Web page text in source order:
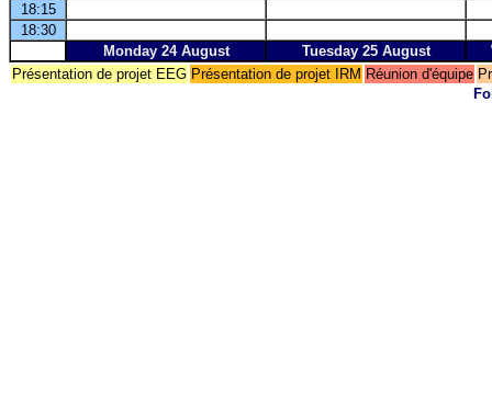
18:15
18:30
Monday 24 August
Tuesday 25 August
Présentation de projet EEG Présentation de projet IRM Réunion d'équipe